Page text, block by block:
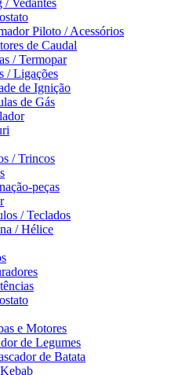
/ Vedantes
Piloto / Acessórios
de Caudal
/ Termopar
/ Ligações
de Ignição
de Gás
/ Trincos
peças
/ Teclados
/ Hélice
e Motores
de Legumes
de Batata